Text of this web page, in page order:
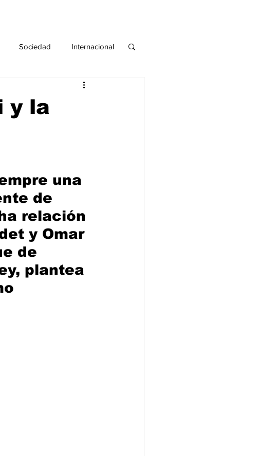
Sociedad Internacional
y la
una
de
relación
y Omar
de
plantea